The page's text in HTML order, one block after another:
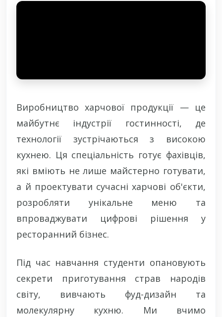
Виробництво харчової продукції — це
майбутнє індустрії гостинності, де
технології зустрічаються з високою
кухнею. Ця спеціальність готує фахівців,
які вміють не лише майстерно готувати,
а й проектувати сучасні харчові об'єкти,
розробляти унікальне меню та
впроваджувати цифрові рішення у
ресторанний бізнес.
Під час навчання студенти опановують
секрети приготування страв народів
світу, вивчають фуд-дизайн та
молекулярну кухню. Ми вчимо